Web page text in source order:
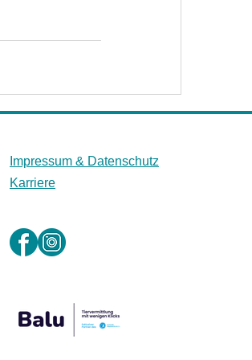
Impressum & Datenschutz
Karriere